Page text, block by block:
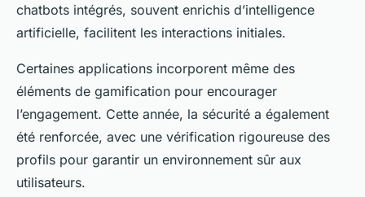
chatbots intégrés, souvent enrichis d’intelligence
artificielle, facilitent les interactions initiales.
Certaines applications incorporent même des
éléments de gamification pour encourager
l’engagement. Cette année, la sécurité a également
été renforcée, avec une vérification rigoureuse des
profils pour garantir un environnement sûr aux
utilisateurs.